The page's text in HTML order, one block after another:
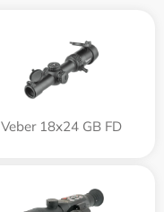
Veber 18x24 GB FD